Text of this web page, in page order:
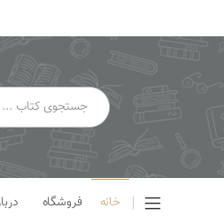
خانه فروشگاه